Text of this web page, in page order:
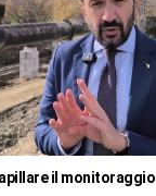
il monitoraggio